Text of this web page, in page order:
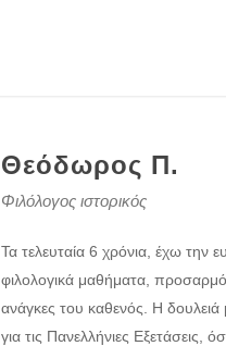
Θεόδωρος Π.
Φιλόλογος ιστορικός
Τα τελευταία 6 χρόνια, έχω την
φιλολογικά μαθήματα,
ανάγκες του καθενός. Η
για τις Πανελλήνιες Εξετάσεις,